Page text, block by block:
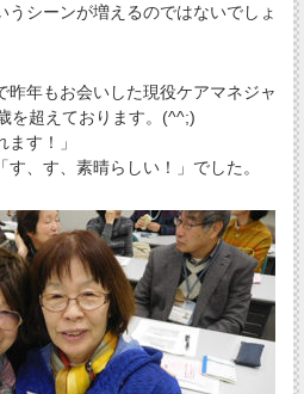
シーンが増えるのではないでしょ
年もお会いした現役ケアマネジャ
を超えております。(^^;)
す！」
、す、素晴らしい！」でした。